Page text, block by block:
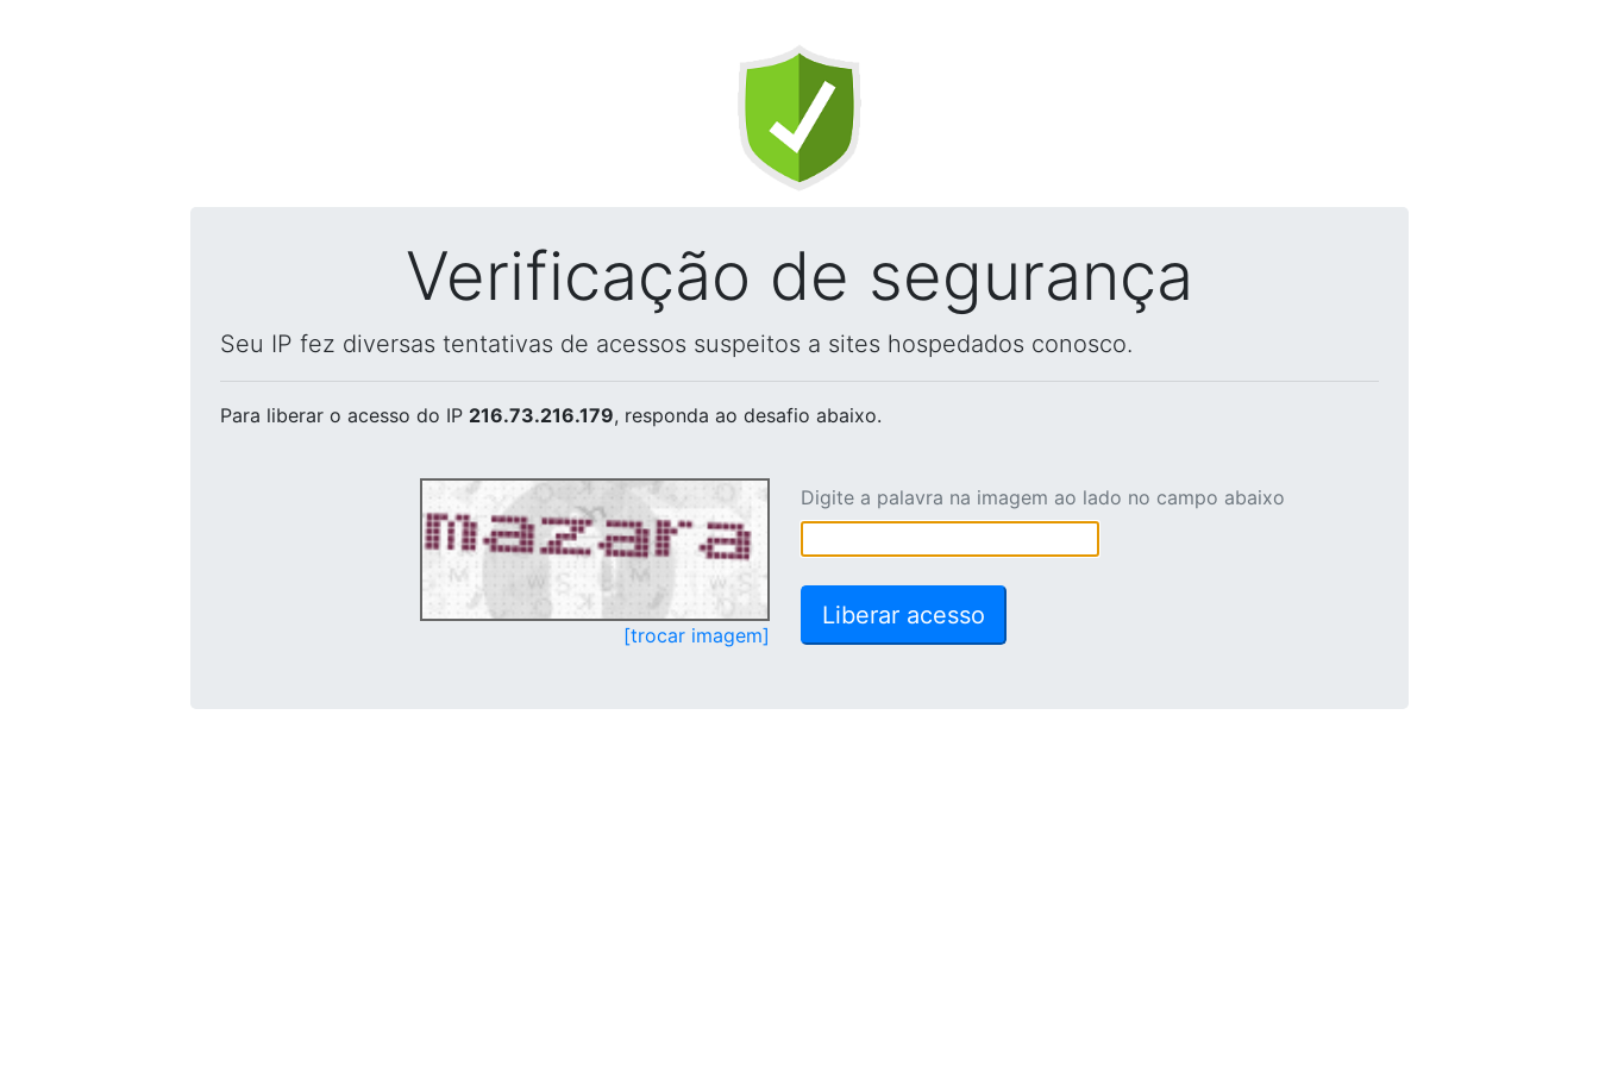
Verificação de segurança
Seu IP fez diversas tentativas de acessos suspeitos a sites hospedados conosco.
Para liberar o acesso do IP 216.73.216.179, responda ao desafio abaixo.
[trocar imagem]
Digite a palavra na imagem ao lado no campo abaixo